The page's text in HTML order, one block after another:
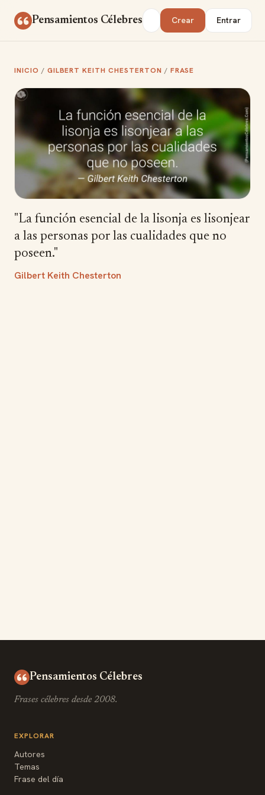
Pensamientos Célebres Buscar Crear Entrar
INICIO / GILBERT KEITH CHESTERTON / FRASE
"La función esencial de la lisonja es lisonjear
a las personas por las cualidades que no
poseen."
Gilbert Keith Chesterton
Pensamientos Célebres
Frases célebres desde 2008.
EXPLORAR
Autores
Temas
Frase del día